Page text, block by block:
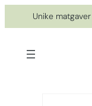
til
Unike